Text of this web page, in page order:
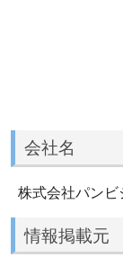
会社名
株式会社パンビ
情報掲載元